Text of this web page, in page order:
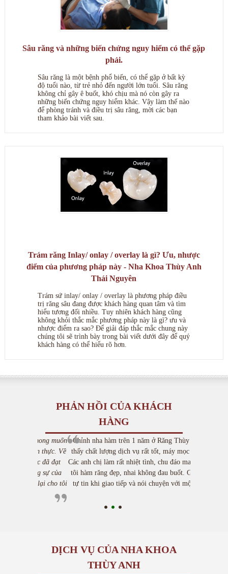
Sâu răng và những biến chứng nguy hiểm có thể gặp
phải.
Sâu răng là một bệnh phổ biến, có thể gặp ở bất kỳ
độ tuổi nào, từ trẻ nhỏ đến người lớn tuổi. Sâu răng
không chỉ gây ê buốt, khó chịu mà nó còn gây ra
những biến chứng nguy hiểm khác. Vậy làm thế nào
để phòng tránh và điều trị sâu răng, mời các bạn
tham khảo bài viết sau.
Trám răng Inlay/ onlay / overlay là gì? Ưu, nhược
điểm của phương pháp này - Nha Khoa Thùy Anh
Thái Nguyên
Trám sứ inlay/ onlay / overlay là phương pháp điều
trị răng sâu đang được khách hàng quan tâm và tìm
hiểu tương đối nhiều. Tuy nhiên khách hàng cũng
không khỏi thắc mắc phương pháp này là gì? ưu và
nhược điểm ra sao? Để giải đáp thắc mắc chung này
chúng tôi sẽ trình bày trong bài viết dưới đây để quý
khách hàng có thể hiểu rõ hơn.
PHẢN HỒI CỦA KHÁCH
HÀNG
Chỉnh nha hàm trên 1 năm ở Răng Thùy Anh, tôi
thấy chất lượng dịch vụ rất tốt, máy mọc hiện đại.
Các anh chị làm rất nhiệt tình, chu đáo mang lại cho
tôi hàm răng đẹp, nhai không đau buốt. Giờ tôi rất
tự tin khi giao tiếp và nói chuyện với mội người.
THÙY ANH